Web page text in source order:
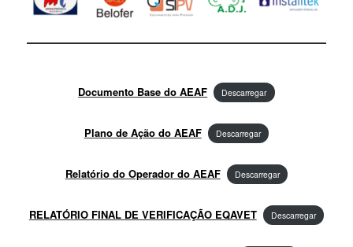
Documento Base do AEAF Descarregar
Plano de Ação do AEAF Descarregar
Relatório do Operador do AEAF Descarregar
RELATÓRIO FINAL DE VERIFICAÇÃO EQAVET Descarregar